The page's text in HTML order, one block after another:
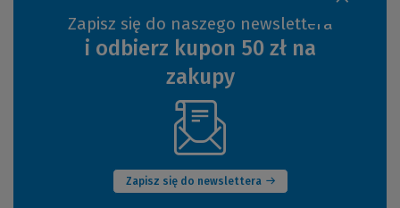
Zapisz się do naszego newslettera
i odbierz kupon 50 zł na
zakupy
Zapisz się do newslettera
(Nowe
okno)